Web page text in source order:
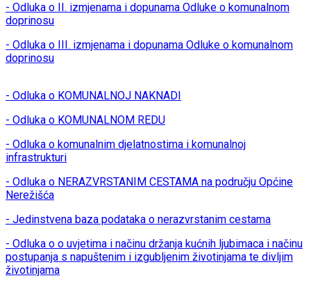
- Odluka o II. izmjenama i dopunama Odluke o komunalnom
doprinosu
- Odluka o III. izmjenama i dopunama Odluke o komunalnom
doprinosu
- Odluka o KOMUNALNOJ NAKNADI
- Odluka o KOMUNALNOM REDU
- Odluka o komunalnim djelatnostima i komunalnoj
infrastrukturi
- Odluka o NERAZVRSTANIM CESTAMA na području Općine
Nerežišća
- Jedinstvena baza podataka o nerazvrstanim cestama
- Odluka o o uvjetima i načinu držanja kućnih ljubimaca i načinu
postupanja s napuštenim i izgubljenim životinjama te divljim
životinjama